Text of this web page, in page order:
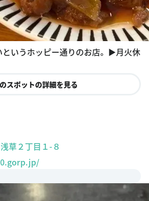
いうホッピー通りのお店。 ▶︎月火休
スポットの詳細を見る
草２丁目１-８